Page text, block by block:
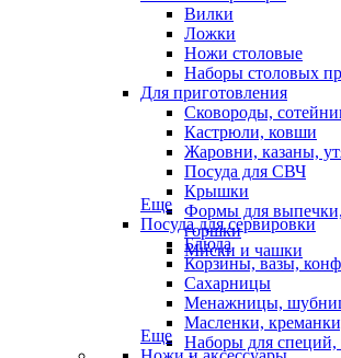
Вилки
Ложки
Ножи столовые
Наборы столовых
Для приготовления
Сковороды,
Кастрюли, ковши
Жаровни, казаны,
Посуда для СВЧ
Крышки
Формы для
горшки
Миски и чашки
Еще
Посуда для сервировки
Блюда
Корзины, вазы,
Сахарницы
Менажницы,
Масленки,
Наборы для
Еще